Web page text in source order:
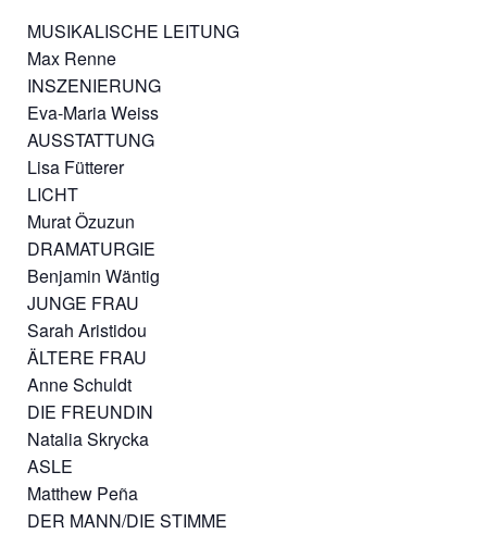
MUSIKALISCHE LEITUNG
Max Renne
INSZENIERUNG
Eva-Maria Weiss
AUSSTATTUNG
Lisa Fütterer
LICHT
Murat Özuzun
DRAMATURGIE
Benjamin Wäntig
JUNGE FRAU
Sarah Aristidou
ÄLTERE FRAU
Anne Schuldt
DIE FREUNDIN
Natalia Skrycka
ASLE
Matthew Peña
DER MANN/DIE STIMME